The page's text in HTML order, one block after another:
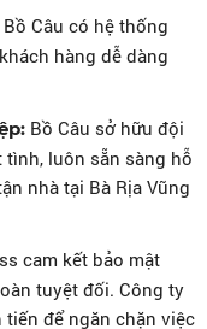
Bồ Câu có hệ thống
hàng dễ dàng
Bồ Câu sở hữu đội
luôn sẵn sàng hỗ
nhà tại Bà Rịa Vũng
cam kết bảo mật
tuyệt đối. Công ty
để ngăn chặn việc